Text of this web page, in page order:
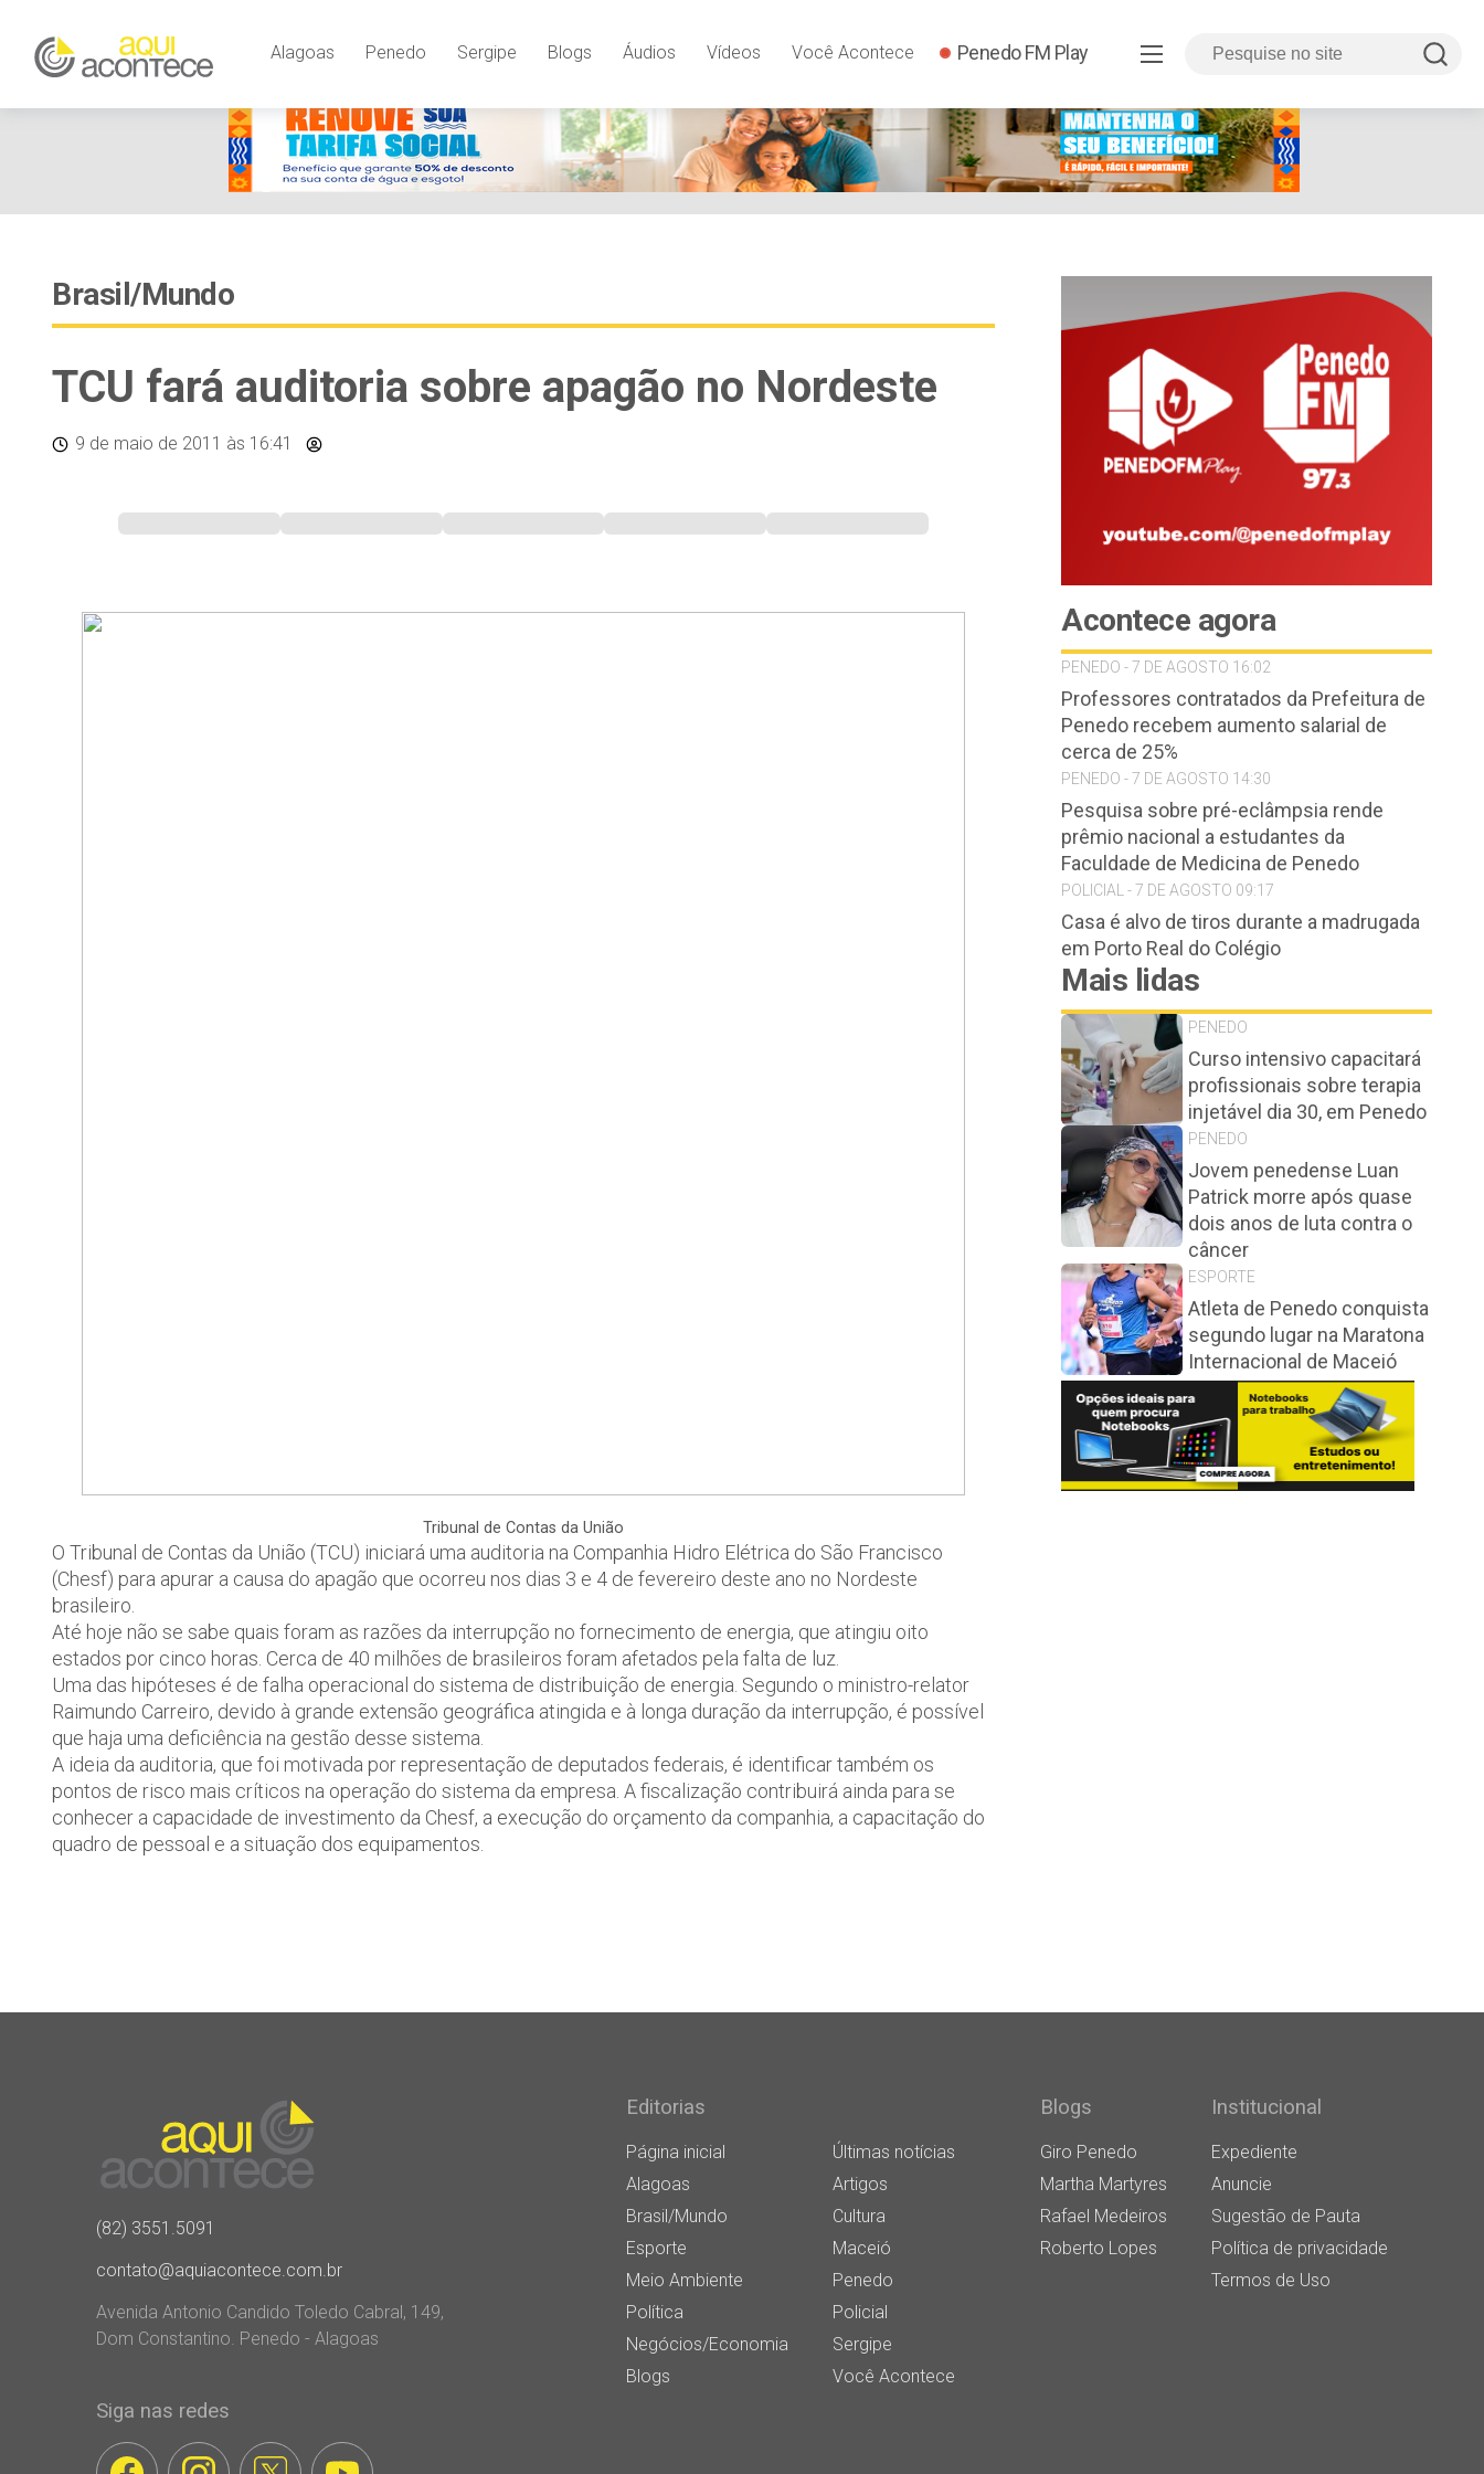
Alagoas Penedo Sergipe Blogs Áudios Vídeos Você Acontece Penedo FM Play
Brasil/Mundo
TCU fará auditoria sobre apagão no Nordeste
9 de maio de 2011 às 16:41
Tribunal de Contas da União
O Tribunal de Contas da União (TCU) iniciará uma auditoria na Companhia Hidro Elétrica do São Francisco
(Chesf) para apurar a causa do apagão que ocorreu nos dias 3 e 4 de fevereiro deste ano no Nordeste
brasileiro.
Até hoje não se sabe quais foram as razões da interrupção no fornecimento de energia, que atingiu oito
estados por cinco horas. Cerca de 40 milhões de brasileiros foram afetados pela falta de luz.
Uma das hipóteses é de falha operacional do sistema de distribuição de energia. Segundo o ministro-relator
Raimundo Carreiro, devido à grande extensão geográfica atingida e à longa duração da interrupção, é possível
que haja uma deficiência na gestão desse sistema.
A ideia da auditoria, que foi motivada por representação de deputados federais, é identificar também os
pontos de risco mais críticos na operação do sistema da empresa. A fiscalização contribuirá ainda para se
conhecer a capacidade de investimento da Chesf, a execução do orçamento da companhia, a capacitação do
quadro de pessoal e a situação dos equipamentos.
Acontece agora
PENEDO - 7 DE AGOSTO 16:02
Professores contratados da Prefeitura de
Penedo recebem aumento salarial de
cerca de 25%
PENEDO - 7 DE AGOSTO 14:30
Pesquisa sobre pré-eclâmpsia rende
prêmio nacional a estudantes da
Faculdade de Medicina de Penedo
POLICIAL - 7 DE AGOSTO 09:17
Casa é alvo de tiros durante a madrugada
em Porto Real do Colégio
Mais lidas
PENEDO
Curso intensivo capacitará
profissionais sobre terapia
injetável dia 30, em Penedo
PENEDO
Jovem penedense Luan
Patrick morre após quase
dois anos de luta contra o
câncer
ESPORTE
Atleta de Penedo conquista
segundo lugar na Maratona
Internacional de Maceió
(82) 3551.5091
contato@aquiacontece.com.br
Avenida Antonio Candido Toledo Cabral, 149,
Dom Constantino. Penedo - Alagoas
Siga nas redes
Editorias
Página inicial
Últimas notícias
Alagoas
Artigos
Brasil/Mundo
Cultura
Esporte
Maceió
Meio Ambiente
Penedo
Política
Policial
Negócios/Economia
Sergipe
Blogs
Você Acontece
Blogs
Giro Penedo
Martha Martyres
Rafael Medeiros
Roberto Lopes
Institucional
Expediente
Anuncie
Sugestão de Pauta
Política de privacidade
Termos de Uso